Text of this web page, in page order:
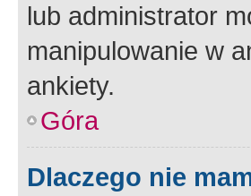
lub administrator
manipulowanie w
ankiety.
Góra
Dlaczego nie